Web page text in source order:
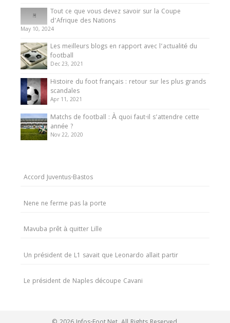
Tout ce que vous devez savoir sur la Coupe
d’Afrique des Nations
May 10, 2024
Les meilleurs blogs en rapport avec l’actualité du
football
Dec 23, 2021
Histoire du foot français : retour sur les plus grands
scandales
Apr 11, 2021
Matchs de football : À quoi faut-il s’attendre cette
année ?
Nov 22, 2020
Accord Juventus-Bastos
Nene ne ferme pas la porte
Mavuba prêt à quitter Lille
Un président de L1 savait que Leonardo allait partir
Le président de Naples découpe Cavani